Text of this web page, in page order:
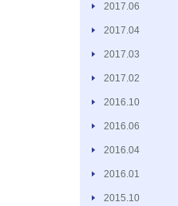
2017.06
2017.04
2017.03
2017.02
2016.10
2016.06
2016.04
2016.01
2015.10